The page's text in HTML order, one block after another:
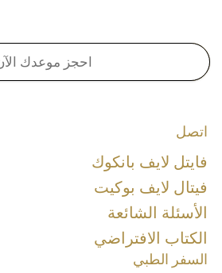
Chulalongkorn University, Thailand, 2006
of Thai Board of Preventive Medicine, Public
Health, 2019
Board of Thai Board of Preventive Medicine,
Lifestyle Medicine, 2023
in Genomic Medicine for Thai board certified
physicians
Special Clinical Interests:
احجز موعدك
اتصل
فايتل لايف بانكوك
فيتال لايف بوكيت
الأسئلة الشائعة
الكتاب الافتراضي
السفر الطبي